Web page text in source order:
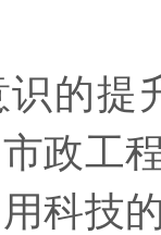
提升
政工
科技